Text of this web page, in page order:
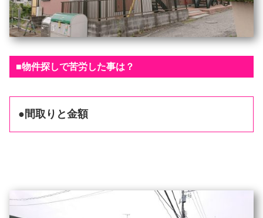
■物件探しで苦労した事は？
●間取りと金額